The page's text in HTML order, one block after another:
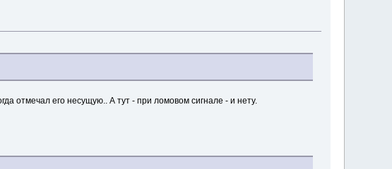
отмечал его несущую.. А тут - при ломовом сигнале - и нету.